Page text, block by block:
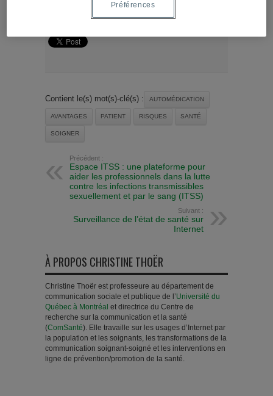
Écouter l'émission
Contient le(s) mot(s)-clé(s) : AUTOMÉDICATION
AVANTAGES PATIENT RISQUES SANTÉ
SOIGNER
Précédent :
Espace ITSS : une plateforme pour
aider les professionnels dans la lutte
contre les infections transmissibles
sexuellement et par le sang (ITSS)
Suivant :
Surveillance de l’état de santé sur
Internet
À PROPOS CHRISTINE THOËR
Christine Thoër est professeure au département de
communication sociale et publique de l’Université du
Québec à Montréal et directrice du Centre de
recherche sur la communication et la santé
(ComSanté). Elle travaille sur les usages d’Internet par
la population et les soignants, les transformations de la
communication soignant-soigné et les interventions en
ligne de prévention/promotion de la santé.
Préférences